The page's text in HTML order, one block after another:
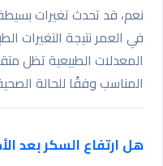
نعم، قد تحدث تغيرات
في العمر نتيجة التغيرات
المعدلات الطبيعية تظل
المناسب وفقًا للحالة
هل ارتفاع السكر بعد